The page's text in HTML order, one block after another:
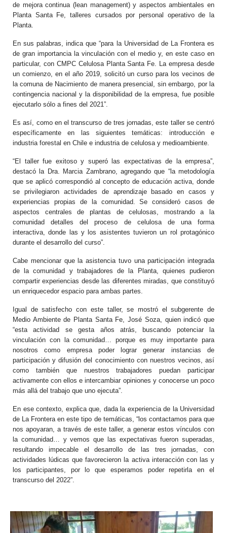
de mejora continua (lean management) y aspectos ambientales en
Planta Santa Fe, talleres cursados por personal operativo de la
Planta.
En sus palabras, indica que “para la Universidad de La Frontera es
de gran importancia la vinculación con el medio y, en este caso en
particular, con CMPC Celulosa Planta Santa Fe. La empresa desde
un comienzo, en el año 2019, solicitó un curso para los vecinos de
la comuna de Nacimiento de manera presencial, sin embargo, por la
contingencia nacional y la disponibilidad de la empresa, fue posible
ejecutarlo sólo a fines del 2021”.
Es así, como en el transcurso de tres jornadas, este taller se centró
específicamente en las siguientes temáticas: introducción e
industria forestal en Chile e industria de celulosa y medioambiente.
“El taller fue exitoso y superó las expectativas de la empresa”,
destacó la Dra. Marcia Zambrano, agregando que “la metodología
que se aplicó correspondió al concepto de educación activa, donde
se privilegiaron actividades de aprendizaje basado en casos y
experiencias propias de la comunidad. Se consideró casos de
aspectos centrales de plantas de celulosas, mostrando a la
comunidad detalles del proceso de celulosa de una forma
interactiva, donde las y los asistentes tuvieron un rol protagónico
durante el desarrollo del curso”.
Cabe mencionar que la asistencia tuvo una participación integrada
de la comunidad y trabajadores de la Planta, quienes pudieron
compartir experiencias desde las diferentes miradas, que constituyó
un enriquecedor espacio para ambas partes.
Igual de satisfecho con este taller, se mostró el subgerente de
Medio Ambiente de Planta Santa Fe, José Soza, quien indicó que
“esta actividad se gesta años atrás, buscando potenciar la
vinculación con la comunidad… porque es muy importante para
nosotros como empresa poder lograr generar instancias de
participación y difusión del conocimiento con nuestros vecinos, así
como también que nuestros trabajadores puedan participar
activamente con ellos e intercambiar opiniones y conocerse un poco
más allá del trabajo que uno ejecuta”.
En ese contexto, explica que, dada la experiencia de la Universidad
de La Frontera en este tipo de temáticas, “los contactamos para que
nos apoyaran, a través de este taller, a generar estos vínculos con
la comunidad… y vemos que las expectativas fueron superadas,
resultando impecable el desarrollo de las tres jornadas, con
actividades lúdicas que favorecieron la activa interacción con las y
los participantes, por lo que esperamos poder repetirla en el
transcurso del 2022”.